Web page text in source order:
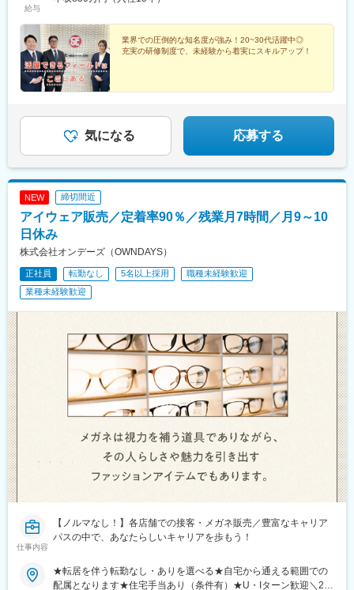
市・堺市／兵庫県宝塚市・加古川市／京都府京都市／滋賀県野州
市／奈良県奈良市／和歌山県海南市■東海愛知県岩倉市・岡崎市／
三重県鈴鹿市／静岡県沼津市・浜松市■中国・四国・九州香川県観
音寺市／岡山県岡山市／広島県広島市／福岡県北九州市・大野城
市■北信越福井県福井市／富山県砺波市／新潟県三条市／宮城県宮
駅、伏見駅(京都府)、利府駅、広丘駅、五百川駅
給与
業界での圧倒的な知名度が強み！20~30代活躍中◎
充実の研修制度で、未経験から着実にスキルアップ！
気になる 応募する
NEW 締切間近
アイウェア販売／定着率90％／残業月7時間／月9～10
日休み
株式会社オンデーズ（OWNDAYS）
正社員 転勤なし 5名以上採用
職種未経験歓迎
業種未経験歓迎
仕事内容
【ノルマなし！】各店舗での接客・メガネ販売／豊富なキャリア
パスの中で、あなたらしいキャリアを歩もう！
★転居を伴う転勤なし・ありを選べる★自宅から通える範囲での
配属となります★住宅手当あり（条件有）★U・Iターン歓迎＼26